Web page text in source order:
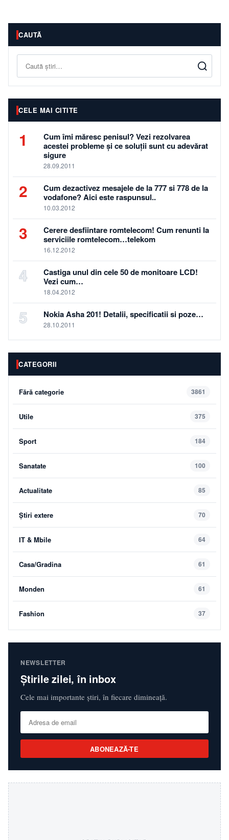
CAUTĂ
Caută
CELE MAI CITITE
1
Cum îmi măresc penisul? Vezi rezolvarea
acestei probleme și ce soluții sunt cu adevărat
sigure
28.09.2011
2
Cum dezactivez mesajele de la 777 si 778 de la
vodafone? Aici este raspunsul..
10.03.2012
3
Cerere desfiintare romtelecom! Cum renunti la
serviciile romtelecom…telekom
16.12.2012
4
Castiga unul din cele 50 de monitoare LCD!
Vezi cum…
18.04.2012
5 Nokia Asha 201! Detalii, specificatii si poze…
28.10.2011
CATEGORII
Fără categorie 3861
Utile 375
Sport 184
Sanatate 100
Actualitate 85
Știri extere 70
IT & Mbile 64
Casa/Gradina 61
Monden 61
Fashion 37
NEWSLETTER
Știrile zilei, în inbox
Cele mai importante știri, în fiecare dimineață.
ABONEAZĂ-TE